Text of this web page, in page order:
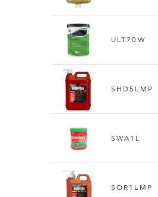
ULT70W
SHD5LMP
SWA1L
SOR1LMP